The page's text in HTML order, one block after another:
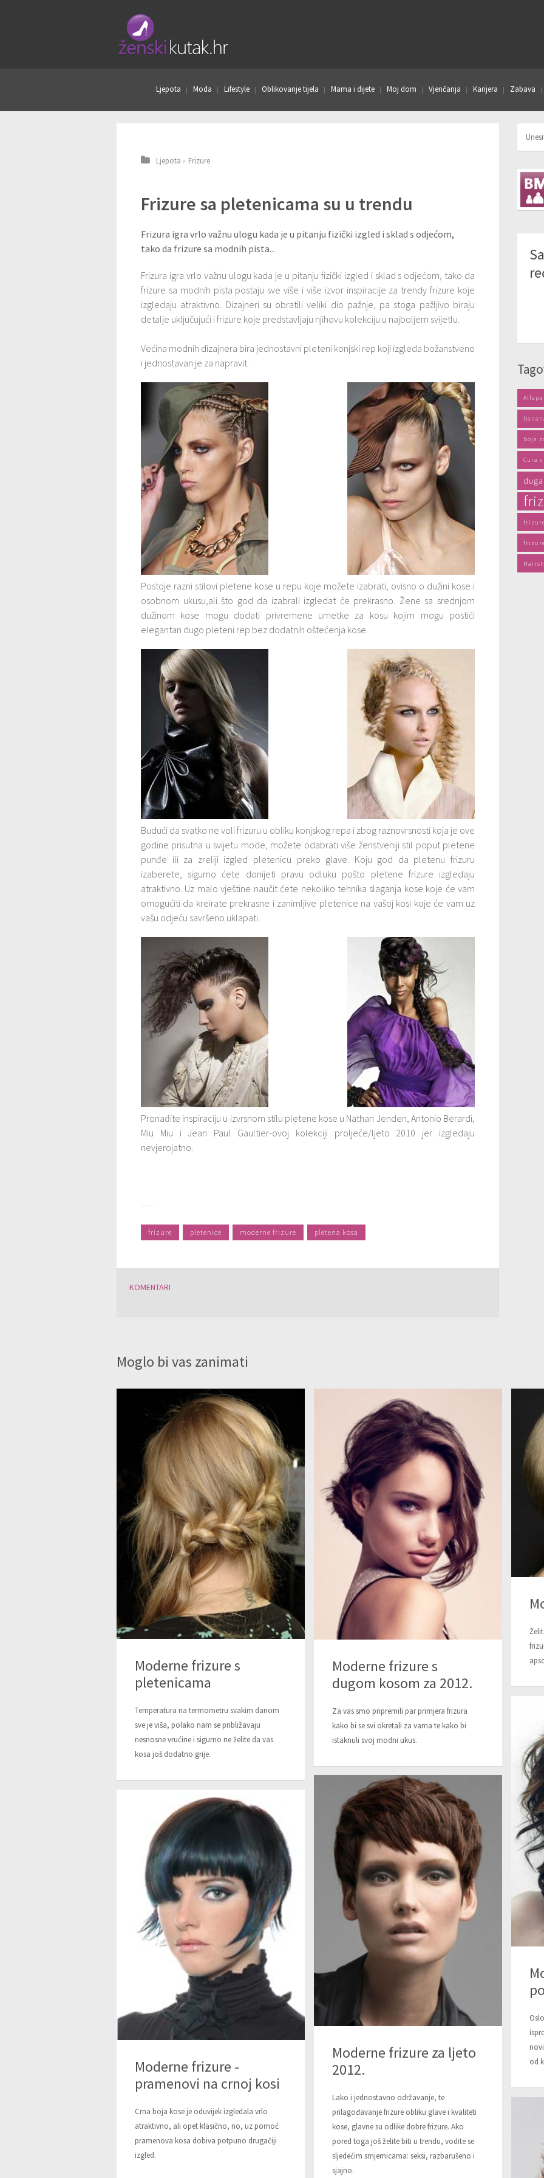
Ljepota Moda Lifestyle Oblikovanje tijela Mama i dijete Moj dom Vjenčanja Karijera Zabava
Ljepota › Frizure
Frizure sa pletenicama su u trendu
Frizura igra vrlo važnu ulogu kada je u pitanju fizički izgled i sklad s odjećom,
tako da frizure sa modnih pista...
Frizura igra vrlo važnu ulogu kada je u pitanju fizički izgled i sklad s odjećom, tako da
frizure sa modnih pista postaju sve više i više izvor inspiracije za trendy frizure koje
izgledaju atraktivno. Dizajneri su obratili veliki dio pažnje, pa stoga pažljivo biraju
detalje uključujući i frizure koje predstavljaju njihovu kolekciju u najboljem svijetlu.
Većina modnih dizajnera bira jednostavni pleteni konjski rep koji izgleda božanstveno
i jednostavan je za napravit.
Postoje razni stilovi pletene kose u repu koje možete izabrati, ovisno o dužini kose i
osobnom ukusu,ali što god da izabrali izgledat će prekrasno. Žene sa srednjom
dužinom kose mogu dodati privremene umetke za kosu kojim mogu postići
elegantan dugo pleteni rep bez dodatnih oštećenja kose.
Budući da svatko ne voli frizuru u obliku konjskog repa i zbog raznovrsnosti koja je ove
godine prisutna u svijetu mode, možete odabrati više ženstveniji stil poput pletene
punđe ili za zreliji izgled pletenicu preko glave. Koju god da pletenu frizuru
izaberete, sigurno ćete donijeti pravu odluku pošto pletene frizure izgledaju
atraktivno. Uz malo vještine naučit ćete nekoliko tehnika slaganja kose koje će vam
omogućiti da kreirate prekrasne i zanimljive pletenice na vašoj kosi koje će vam uz
vašu odjeću savršeno uklapati.
Pronađite inspiraciju u izvrsnom stilu pletene kose u Nathan Jenden, Antonio Berardi,
Miu Miu i Jean Paul Gaultier-ovoj kolekciji proljeće/ljeto 2010 jer izgledaju
nevjerojatno.
frizure pletenice moderne frizure pletena kosa
KOMENTARI
boja
Cura
Moglo bi vas zanimati
Moderne frizure s
pletenicama
Temperatura na termometru svakim danom
sve je viša, polako nam se približavaju
nesnosne vrućine i sigurno ne želite da vas
kosa još dodatno grije.
Moderne frizure s
dugom kosom za 2012.
Za vas smo pripremili par primjera frizura
kako bi se svi okretali za vama te kako bi
istaknuli svoj modni ukus.
od
Moderne frizure za ljeto
2012.
Lako i jednostavno održavanje, te
prilagođavanje frizure obliku glave i kvaliteti
kose, glavne su odlike dobre frizure. Ako
pored toga još želite biti u trendu, vodite se
sljedećim smjernicama: seksi, razbarušeno i
sjajno.
Moderne frizure -
pramenovi na crnoj kosi
Crna boja kose je oduvijek izgledala vrlo
atraktivno, ali opet klasično, no, uz pomoć
pramenova kosa dobiva potpuno drugačiji
izgled.